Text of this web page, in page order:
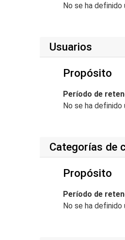
No se ha
Usuarios
Propósito
Período de
No se ha
Categorías de
Propósito
Período de
No se ha